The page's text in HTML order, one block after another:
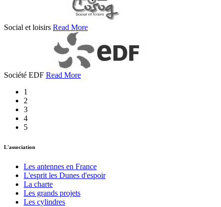
Social et loisirs Read More
Société EDF Read More
1
2
3
4
5
L'association
Les antennes en France
L'esprit les Dunes d'espoir
La charte
Les grands projets
Les cylindres